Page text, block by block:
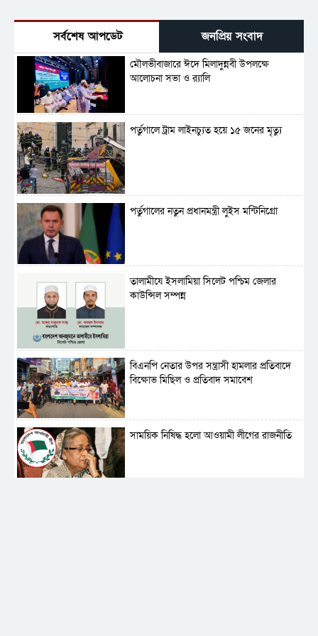
সর্বশেষ আপডেট জনপ্রিয় সংবাদ
মৌলভীবাজারে ঈদে মিলাদুন্নবী উপলক্ষে
আলোচনা সভা ও র‍্যালি
পর্তুগালে ট্রাম লাইনচ্যুত হয়ে ১৫ জনের মৃত্যু
পর্তুগালের নতুন প্রধানমন্ত্রী লুইস মন্টিনিগ্রো
‎তালামীযে ইসলামিয়া সিলেট পশ্চিম জেলার
কাউন্সিল সম্পন্ন
বিএনপি নেতার উপর সন্ত্রাসী হামলার প্রতিবাদে
বিক্ষোভ মিছিল ও প্রতিবাদ সমাবেশ
সাময়িক নিষিদ্ধ হলো আওয়ামী লীগের রাজনীতি